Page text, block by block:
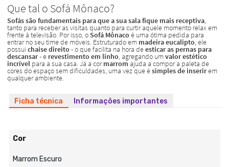
Ficha técnica Informações importantes
Cor
Marrom Escuro